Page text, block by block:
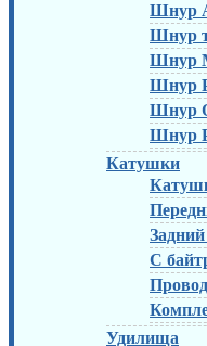
Шнур
Шнур
Шнур
Шнур
Шнур
Шнур
Катушки
С
Удилища